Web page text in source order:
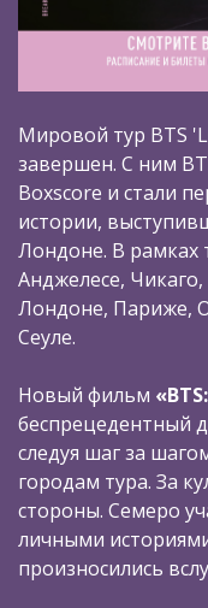
Мировой тур BTS
завершен. С ним
Boxscore и стали
истории,
Лондоне. В рамках
Анджелесе,
Лондоне, Париже,
Сеуле.
Новый фильм
беспрецедентный
следуя шаг за
городам тура. За
стороны. Семеро
личными
произносились